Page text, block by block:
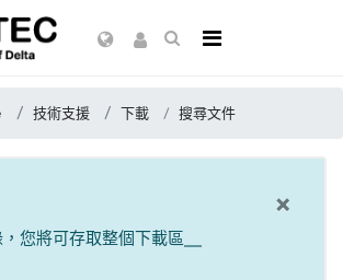
技術支援 下載 搜尋文件
×
，您將可存取整個下載區__